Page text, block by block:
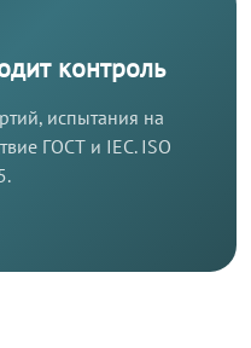
контроль
испытания на
ГОСТ и IEC. ISO